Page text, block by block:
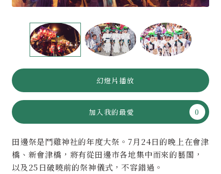
田邊祭是鬥雞神社的年度大祭。7月24日的晚上在會津
橋、新會津橋，將有從田邊市各地集中而來的藝閣，
以及25日破曉前的祭神儀式，不容錯過。
幻燈片播放
加入我的最愛